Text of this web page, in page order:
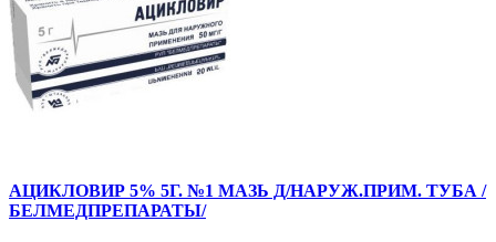
АЦИКЛОВИР 5% 5Г. №1 МАЗЬ Д/НАРУЖ.ПРИМ. ТУБА /
БЕЛМЕДПРЕПАРАТЫ/